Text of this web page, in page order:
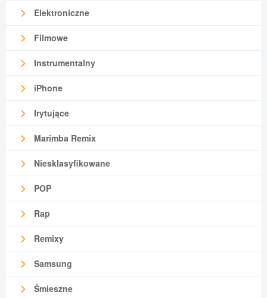
Elektroniczne
Filmowe
Instrumentalny
iPhone
Irytujące
Marimba Remix
Niesklasyfikowane
POP
Rap
Remixy
Samsung
Śmieszne